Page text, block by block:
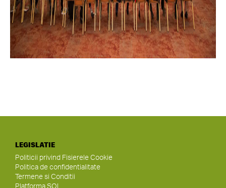
LEGISLATIE
Politicii privind Fisierele Cookie
Politica de confidentialitate
Termene si Conditii
Platforma SOL